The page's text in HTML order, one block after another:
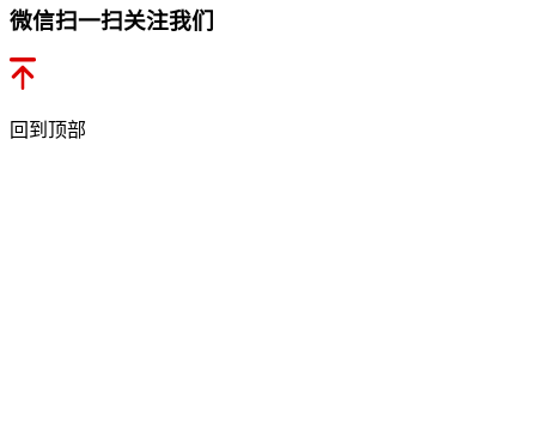
微信扫一扫关注我们
回到顶部